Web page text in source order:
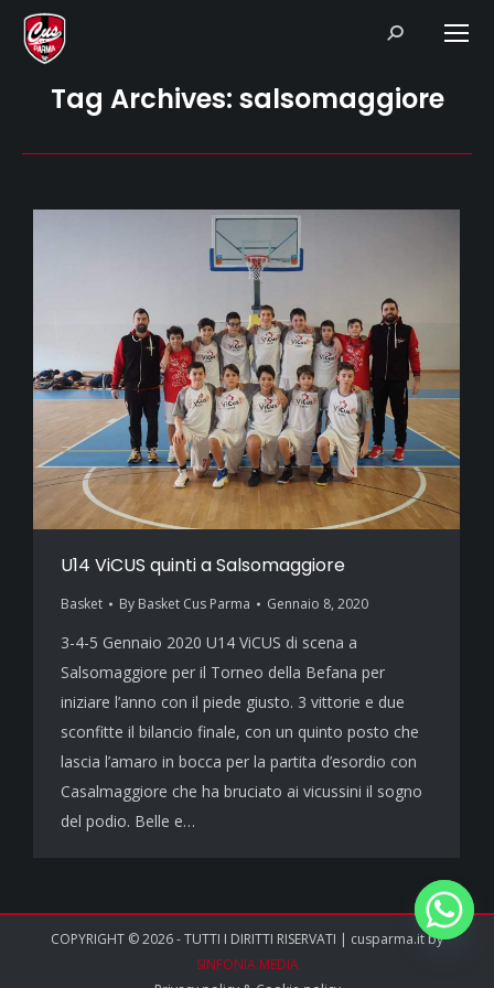
Search:
Tag Archives: salsomaggiore
U14 ViCUS quinti a Salsomaggiore
Basket By Basket Cus Parma Gennaio 8, 2020
3-4-5 Gennaio 2020 U14 ViCUS di scena a
Salsomaggiore per il Torneo della Befana per
iniziare l’anno con il piede giusto. 3 vittorie e due
sconfitte il bilancio finale, con un quinto posto che
lascia l’amaro in bocca per la partita d’esordio con
Casalmaggiore che ha bruciato ai vicussini il sogno
del podio. Belle e…
COPYRIGHT © 2026 - TUTTI I DIRITTI RISERVATI | cusparma.it by
SINFONIA MEDIA